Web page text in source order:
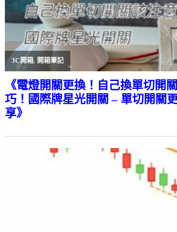
3C開箱, 開箱筆記
《電燈開關更換！自己換單切開
巧！國際牌星光開關 – 單切開關
享》